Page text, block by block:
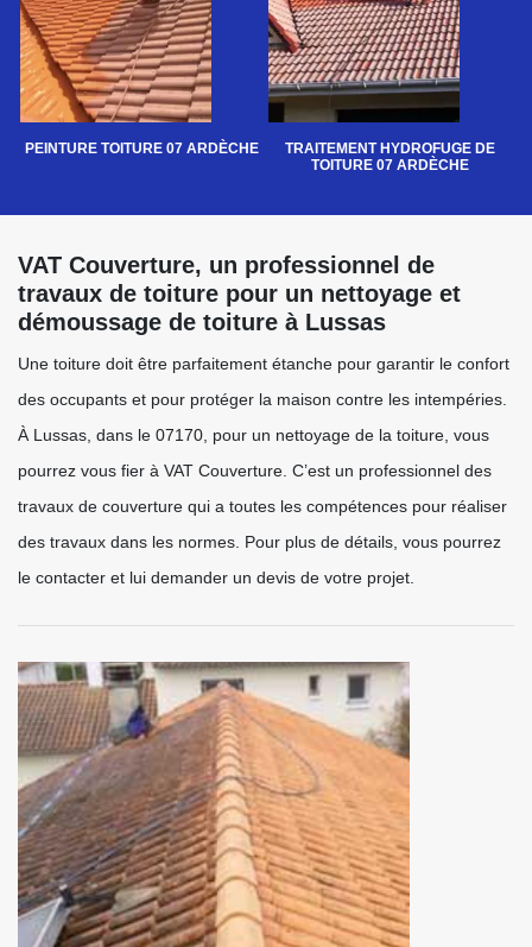
PEINTURE TOITURE 07 ARDÈCHE
TRAITEMENT HYDROFUGE DE
TOITURE 07 ARDÈCHE
VAT Couverture, un professionnel de
travaux de toiture pour un nettoyage et
démoussage de toiture à Lussas
Une toiture doit être parfaitement étanche pour garantir le confort
des occupants et pour protéger la maison contre les intempéries.
À Lussas, dans le 07170, pour un nettoyage de la toiture, vous
pourrez vous fier à VAT Couverture. C’est un professionnel des
travaux de couverture qui a toutes les compétences pour réaliser
des travaux dans les normes. Pour plus de détails, vous pourrez
le contacter et lui demander un devis de votre projet.